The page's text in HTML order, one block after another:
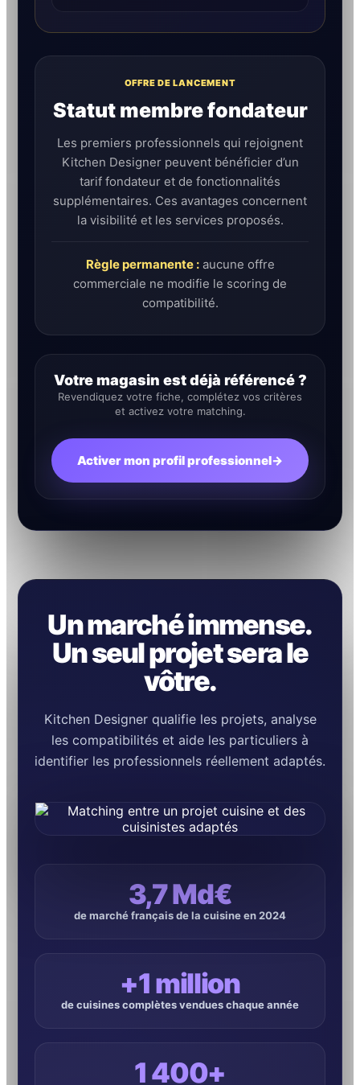
OFFRE DE LANCEMENT
Statut membre fondateur
Les premiers professionnels qui rejoignent
Kitchen Designer peuvent bénéficier d’un
tarif fondateur et de fonctionnalités
supplémentaires. Ces avantages concernent
la visibilité et les services proposés.
Règle permanente :aucune offre
commerciale ne modifie le scoring de
compatibilité.
Votre magasin est déjà référencé ?
Revendiquez votre fiche, complétez vos critères
et activez votre matching.
Activer mon profil professionnel→
Un marché immense.
Un seul projet sera le
vôtre.
Kitchen Designer qualifie les projets, analyse
les compatibilités et aide les particuliers à
identifier les professionnels réellement adaptés.
3,7 Md€
de marché français de la cuisine en 2024
+1 million
de cuisines complètes vendues chaque année
1 400+